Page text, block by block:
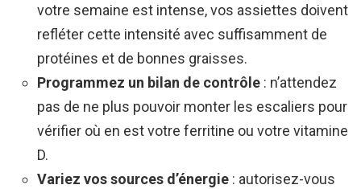
votre semaine est intense, vos assiettes doivent
refléter cette intensité avec suffisamment de
protéines et de bonnes graisses.
Programmez un bilan de contrôle : n’attendez
pas de ne plus pouvoir monter les escaliers pour
vérifier où en est votre ferritine ou votre vitamine
D.
Variez vos sources d’énergie : autorisez-vous